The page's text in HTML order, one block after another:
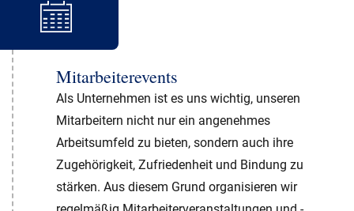
Mitarbeiterevents
Als Unternehmen ist es uns wichtig, unseren
Mitarbeitern nicht nur ein angenehmes
Arbeitsumfeld zu bieten, sondern auch ihre
Zugehörigkeit, Zufriedenheit und Bindung zu
stärken. Aus diesem Grund organisieren wir